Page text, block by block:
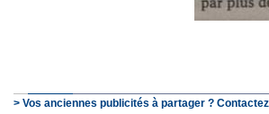
> Vos anciennes publicités à partager ?